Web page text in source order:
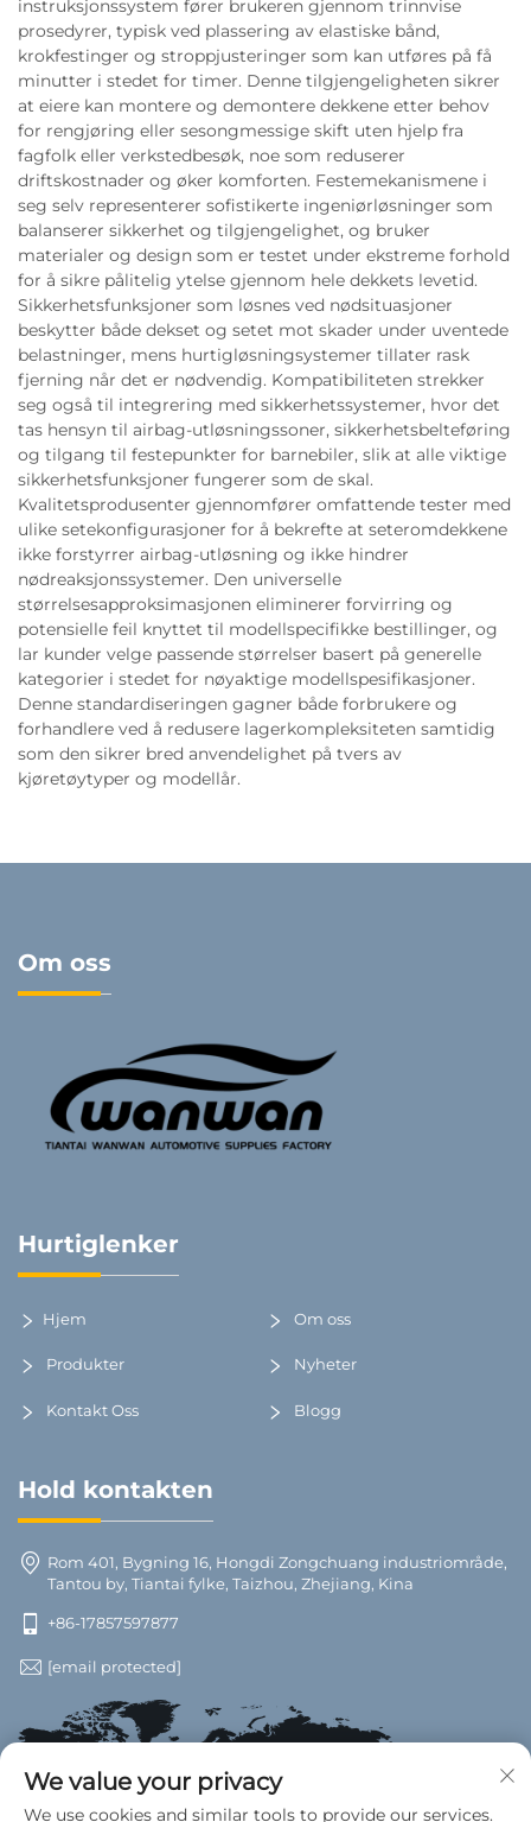
instruksjonssystem fører brukeren gjennom trinnvise
prosedyrer, typisk ved plassering av elastiske bånd,
krokfestinger og stroppjusteringer som kan utføres på få
minutter i stedet for timer. Denne tilgjengeligheten sikrer
at eiere kan montere og demontere dekkene etter behov
for rengjøring eller sesongmessige skift uten hjelp fra
fagfolk eller verkstedbesøk, noe som reduserer
driftskostnader og øker komforten. Festemekanismene i
seg selv representerer sofistikerte ingeniørløsninger som
balanserer sikkerhet og tilgjengelighet, og bruker
materialer og design som er testet under ekstreme forhold
for å sikre pålitelig ytelse gjennom hele dekkets levetid.
Sikkerhetsfunksjoner som løsnes ved nødsituasjoner
beskytter både dekset og setet mot skader under uventede
belastninger, mens hurtigløsningsystemer tillater rask
fjerning når det er nødvendig. Kompatibiliteten strekker
seg også til integrering med sikkerhetssystemer, hvor det
tas hensyn til airbag-utløsningssoner, sikkerhetsbelteføring
og tilgang til festepunkter for barnebiler, slik at alle viktige
sikkerhetsfunksjoner fungerer som de skal.
Kvalitetsprodusenter gjennomfører omfattende tester med
ulike setekonfigurasjoner for å bekrefte at seteromdekkene
ikke forstyrrer airbag-utløsning og ikke hindrer
nødreaksjonssystemer. Den universelle
størrelsesapproksimasjonen eliminerer forvirring og
potensielle feil knyttet til modellspecifikke bestillinger, og
lar kunder velge passende størrelser basert på generelle
kategorier i stedet for nøyaktige modellspesifikasjoner.
Denne standardiseringen gagner både forbrukere og
forhandlere ved å redusere lagerkompleksiteten samtidig
som den sikrer bred anvendelighet på tvers av
kjøretøytyper og modellår.
Om oss
Hurtiglenker
Hjem Om oss
Produkter Nyheter
Kontakt Oss Blogg
Hold kontakten
Rom 401, Bygning 16, Hongdi Zongchuang industriområde,
Tantou by, Tiantai fylke, Taizhou, Zhejiang, Kina
+86-17857597877
[email protected]
We value your privacy
We use cookies and similar tools to provide our services.